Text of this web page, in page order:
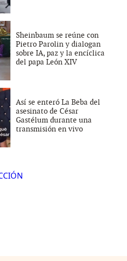
Sheinbaum se reúne con
Pietro Parolin y dialogan
sobre IA, paz y la encíclica
del papa León XIV
Así se enteró La Beba del
asesinato de César
Gastélum durante una
transmisión en vivo